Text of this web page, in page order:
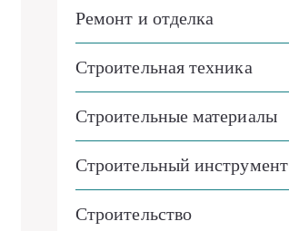
Ремонт и отделка
Строительная техника
Строительные материалы
Строительный инструмент
Строительство